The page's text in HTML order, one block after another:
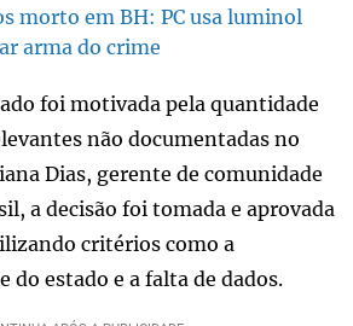
morto em BH: PC usa luminol
arma do crime
foi motivada pela quantidade
não documentadas no
Dias, gerente de comunidade
a decisão foi tomada e aprovada
critérios como a
do estado e a falta de dados.